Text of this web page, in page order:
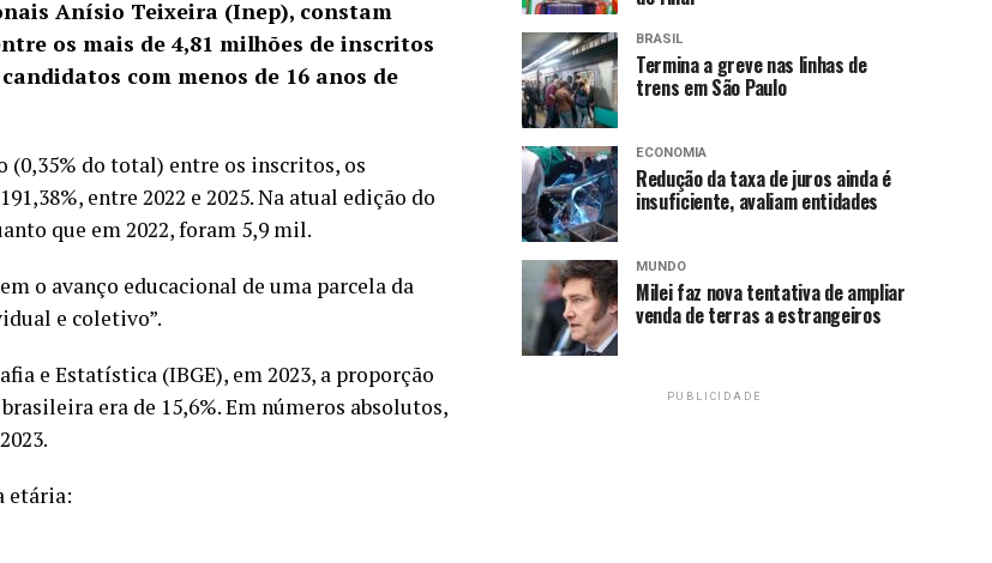
Anísio Teixeira (Inep), constam
os mais de 4,81 milhões de inscritos
com menos de 16 anos de
(0,35% do total) entre os inscritos, os
entre 2022 e 2025. Na atual edição do
que em 2022, foram 5,9 mil.
o avanço educacional de uma parcela da
e coletivo”.
e Estatística (IBGE), em 2023, a proporção
era de 15,6%. Em números absolutos,
etária:
BRASIL
Termina a greve nas linhas de
trens em São Paulo
ECONOMIA
Redução da taxa de juros ainda é
insuficiente, avaliam entidades
MUNDO
Milei faz nova tentativa de ampliar
venda de terras a estrangeiros
PUBLICIDADE